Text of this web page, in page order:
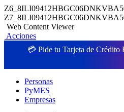
Web Content Viewer
Acciones
💳 Pide tu Tarjeta de Crédito
Personas
PyMES
Empresas